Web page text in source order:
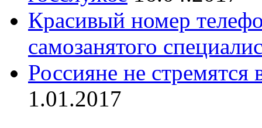
Красивый номер
самозанятого
Россияне не
1.01.2017